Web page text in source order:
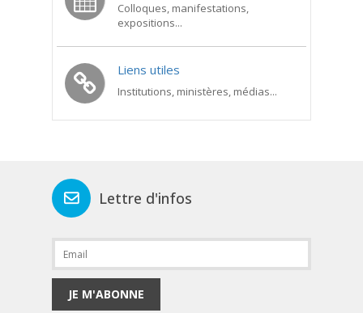
Colloques, manifestations,
expositions...
Liens utiles
Institutions, ministères, médias...
Lettre d'infos
JE M'ABONNE